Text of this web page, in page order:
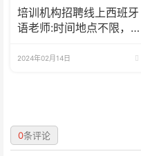
培训机构招聘线上西班牙
语老师:时间地点不限，可
2024年02月14日
0条评论